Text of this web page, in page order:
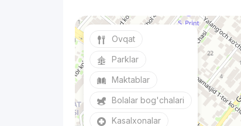
Ovqat
Parklar
Maktablar
Bolalar bog'chalari
Kasalxonalar